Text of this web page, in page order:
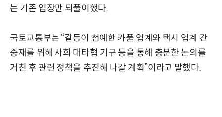
는 기존 입장만 되풀이했다.
국토교통부는 “갈등이 첨예한 카풀 업계와 택시 업계 간
중재를 위해 사회 대타협 기구 등을 통해 충분한 논의를
거친 후 관련 정책을 추진해 나갈 계획”이라고 말했다.